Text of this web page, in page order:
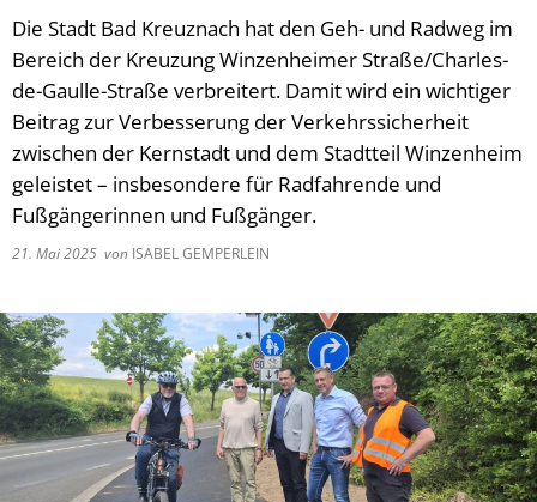
Die Stadt Bad Kreuznach hat den Geh- und Radweg im
Bereich der Kreuzung Winzenheimer Straße/Charles-
de-Gaulle-Straße verbreitert. Damit wird ein wichtiger
Beitrag zur Verbesserung der Verkehrssicherheit
zwischen der Kernstadt und dem Stadtteil Winzenheim
geleistet – insbesondere für Radfahrende und
Fußgängerinnen und Fußgänger.
21. Mai 2025 von ISABEL GEMPERLEIN